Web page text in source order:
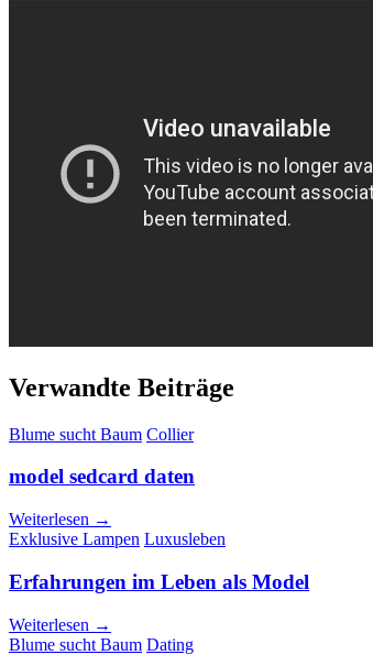
Verwandte Beiträge
Blume sucht Baum Collier
model sedcard daten
Weiterlesen →
Exklusive Lampen Luxusleben
Erfahrungen im Leben als Model
Weiterlesen →
Blume sucht Baum Dating